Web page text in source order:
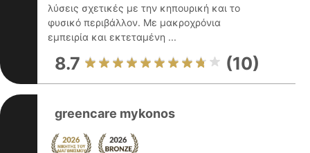
λύσεις σχετικές με την κηπουρική και το
φυσικό περιβάλλον. Με μακροχρόνια
εμπειρία και εκτεταμένη ...
8.7 (10)
greencare mykonos